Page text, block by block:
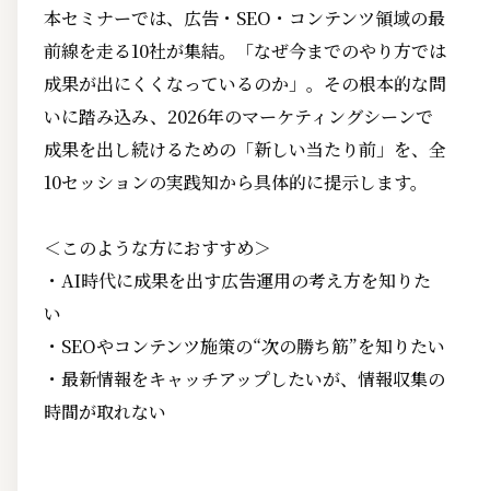
本セミナーでは、広告・SEO・コンテンツ領域の最
前線を走る10社が集結。「なぜ今までのやり方では
成果が出にくくなっているのか」。その根本的な問
いに踏み込み、2026年のマーケティングシーンで
成果を出し続けるための「新しい当たり前」を、全
10セッションの実践知から具体的に提示します。
＜このような方におすすめ＞
・AI時代に成果を出す広告運用の考え方を知りた
い
・SEOやコンテンツ施策の“次の勝ち筋”を知りたい
・最新情報をキャッチアップしたいが、情報収集の
時間が取れない